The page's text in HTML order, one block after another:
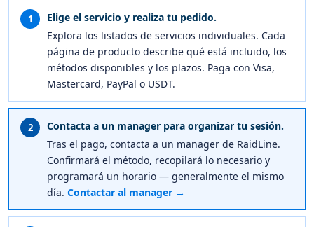
1
Elige el servicio y realiza tu pedido.
Explora los listados de servicios individuales. Cada
página de producto describe qué está incluido, los
métodos disponibles y los plazos. Paga con Visa,
Mastercard, PayPal o USDT.
2
Contacta a un manager para organizar tu sesión.
Tras el pago, contacta a un manager de RaidLine.
Confirmará el método, recopilará lo necesario y
programará un horario — generalmente el mismo
día. Contactar al manager →